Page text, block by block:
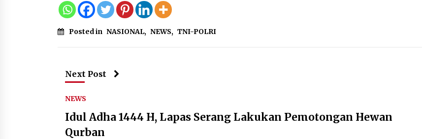
Posted in NASIONAL, NEWS, TNI-POLRI
Next Post
NEWS
Idul Adha 1444 H, Lapas Serang Lakukan Pemotongan Hewan
Qurban